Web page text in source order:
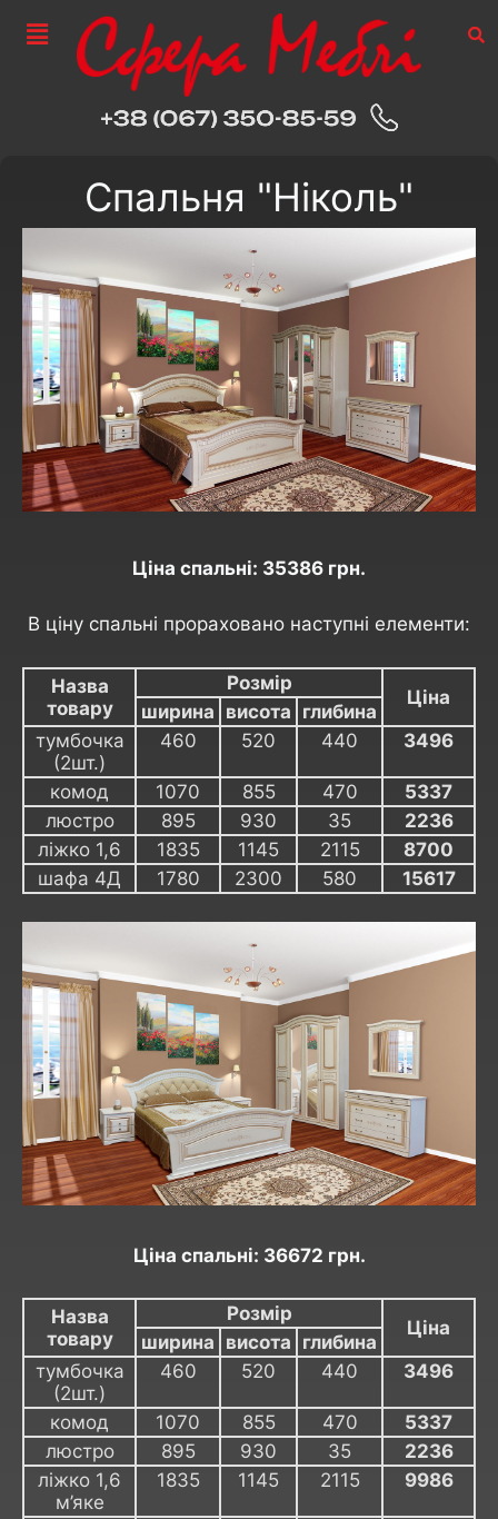
Спальня "Ніколь"
Ціна спальні: 35386 грн.
В ціну спальні прораховано наступні елементи:
Назва
товару
Розмір
Ціна
ширина висота глибина
тумбочка
(2шт.)
460 520 440 3496
комод 1070 855 470
5337
люстро
895 930 35
2236
ліжко 1,6
1835 1145 2115
8700
шафа 4Д
1780 2300 580 15617
Ціна спальні: 36672 грн.
Назва
товару
Розмір
Ціна
ширина висота глибина
тумбочка
(2шт.)
460 520 440 3496
комод 1070 855 470
5337
люстро
895 930 35
2236
ліжко 1,6
м’яке
1835 1145 2115 9986